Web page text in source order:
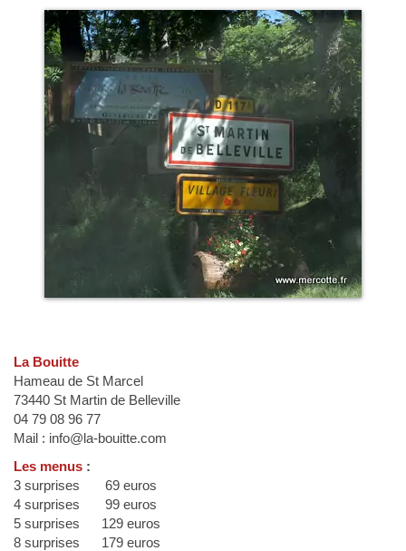
La Bouitte
Hameau de St Marcel
73440 St Martin de Belleville
04 79 08 96 77
Mail : info@la-bouitte.com
Les menus :
3 surprises 69 euros
4 surprises 99 euros
5 surprises 129 euros
8 surprises 179 euros